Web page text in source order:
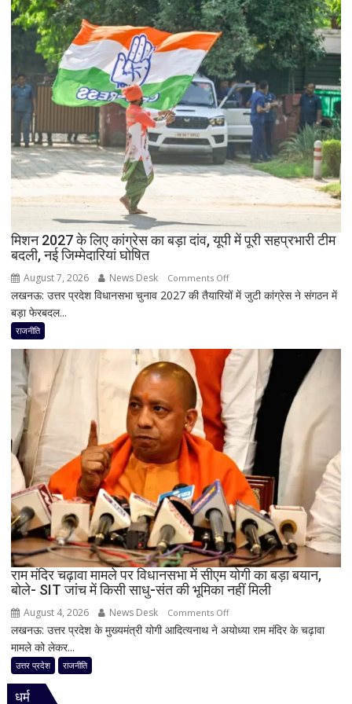
8
सांसद,
डीलिमिटेशन
बिल
के
बीच
बढ़ी
सियासी
अटकलें
चौधरी
को
बड़ा
झटका,
प्रदेश
अध्यक्ष
डॉ.
रामाशीष
राय
ने
RLD
से
दिया
इस्तीफा
मिशन 2027 के लिए कांग्रेस का बड़ा दांव, यूपी में पूरी सहप्रभारी टीम
बदली, नई जिम्मेदारियां घोषित
August 7, 2026 News Desk Comments Offon
मिशन
कांग्रेस
बड़ा
दांव,
यूपी
में
पूरी
सहप्रभारी
टीम
बदली,
नई
जिम्मेदारियां
घोषित
लखनऊ: उत्तर प्रदेश विधानसभा चुनाव 2027 की तैयारियों में जुटी कांग्रेस ने संगठन में
बड़ा फेरबदल...
राजनीति
राम मंदिर चढ़ावा मामले पर विधानसभा में सीएम योगी का बड़ा बयान,
बोले- SIT जांच में किसी साधु-संत की भूमिका नहीं मिली
August 4, 2026 News Desk Comments Offon
राम
लखनऊ: उत्तर प्रदेश के मुख्यमंत्री योगी आदित्यनाथ ने अयोध्या राम मंदिर के चढ़ावा
मामले को लेकर...
उत्तर प्रदेश राजनीति
धर्म